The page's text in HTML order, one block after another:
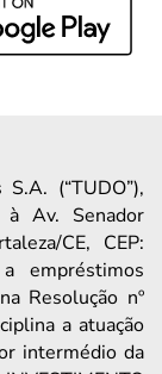
(“TUDO”),
à Av. Senador
CE, CEP:
empréstimos
Resolução nº
a atuação
intermédio da